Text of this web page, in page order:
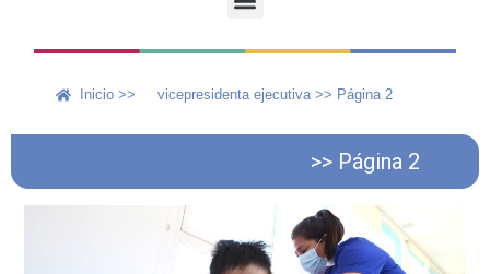
Inicio >> vicepresidenta ejecutiva>> Página 2
>> Página 2